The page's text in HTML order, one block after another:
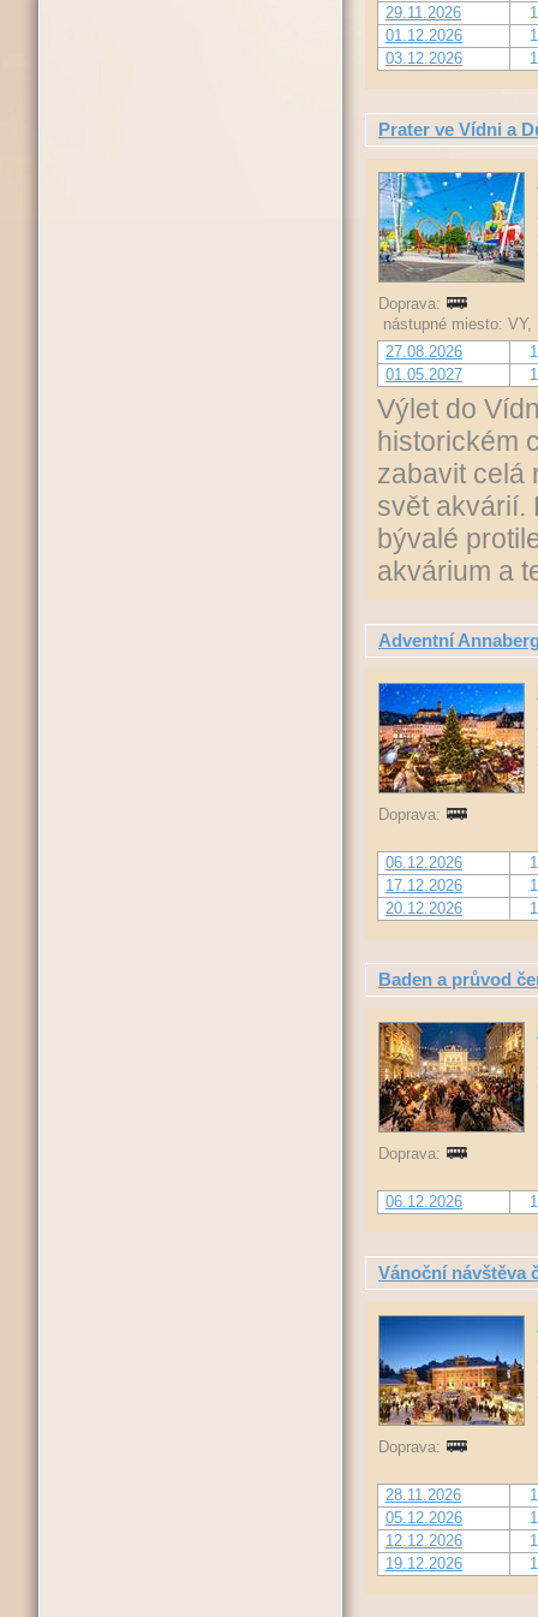
29.11.2026
01.12.2026
03.12.2026
Prater ve Vídni a
Doprava:
nástupné miesto:
27.08.2026
01.05.2027
Výlet do
historickém
zabavit celá
svět akvárií.
bývalé
akvárium a
Adventní
Doprava:
06.12.2026
17.12.2026
20.12.2026
Baden a průvod
Doprava:
06.12.2026
Vánoční návštěva
Doprava:
28.11.2026
05.12.2026
12.12.2026
19.12.2026